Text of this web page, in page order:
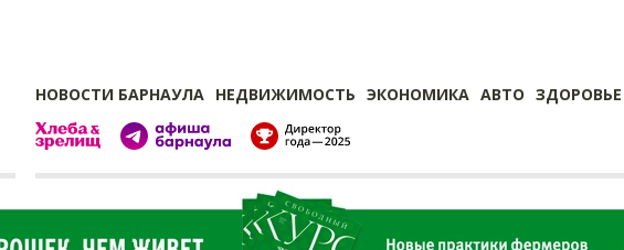
НОВОСТИ БАРНАУЛА НЕДВИЖИМОСТЬ ЭКОНОМИКА АВТО ЗДОРОВЬЕ